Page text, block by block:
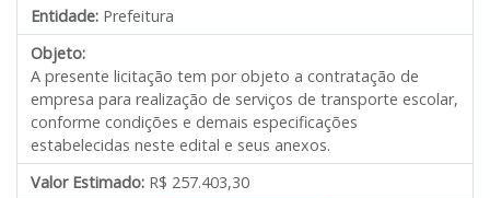
Entidade: Prefeitura
Objeto:
A presente licitação tem por objeto a contratação de
empresa para realização de serviços de transporte escolar,
conforme condições e demais especificações
estabelecidas neste edital e seus anexos.
Valor Estimado: R$ 257.403,30